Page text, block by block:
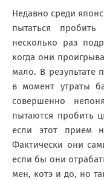
Недавно среди
пытаться
несколько раз
когда они
мало. В результате
в момент утраты
совершенно
пытаются пробить
если этот прием
Фактически они
если бы они
мен, котэ и до, но